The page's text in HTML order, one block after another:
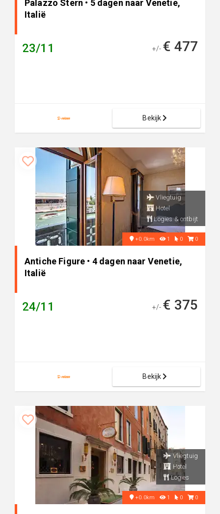
Palazzo Stern • 5 dagen naar Venetie,
Italië
23/11 +/- € 477
Bekijk
Vliegtuig
Hotel
Logies & ontbijt
+0.0km 1 0 0
Antiche Figure • 4 dagen naar Venetie,
Italië
24/11 +/- € 375
Bekijk
Vliegtuig
Hotel
Logies
+0.0km 1 0 0